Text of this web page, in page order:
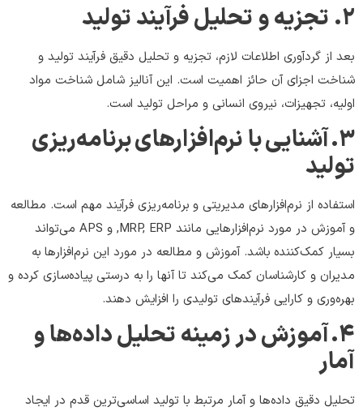
۲. تجزیه و تحلیل فرآیند تولید
بعد از گردآوری اطلاعات لازم، تجزیه و تحلیل دقیق فرآیند تولید و
شناخت اجزای آن حائز اهمیت است. این آنالیز شامل شناخت مواد
اولیه، تجهیزات، نیروی انسانی و مراحل تولید است.
۳.آشنایی با نرم‌افزارهای برنامه‌ریزی
تولید
استفاده از نرم‌افزارهای مدیریتی و برنامه‌ریزی فرآیند مهم است. مطالعه
و آموزش در مورد نرم‌افزارهایی مانند MRP, ERP, و APS می‌تواند
بسیار کمک‌کننده باشد. آموزش و مطالعه در مورد این نرم‌افزارها به
مدیران و کارشناسان کمک می‌کند تا آنها را به درستی پیاده‌سازی کرده و
بهره‌وری و کارایی فرآیند‌های تولیدی را افزایش دهند.
۴.آموزش در زمینه تحلیل داده‌ها و
آمار
تحلیل دقیق داده‌ها و آمار مرتبط با تولید اساسی‌ترین قدم در ایجاد